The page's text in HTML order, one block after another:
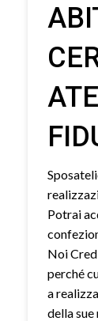
Potrai
Noi
perché
a
della